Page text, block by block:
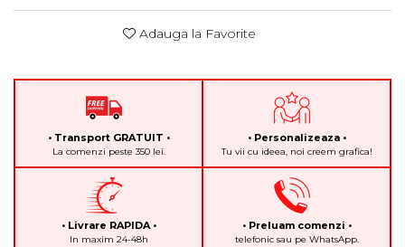
Adauga la Favorite
• Transport GRATUIT •
La comenzi peste 350 lei.
• Personalizeaza •
Tu vii cu ideea, noi creem grafica!
• Livrare RAPIDA •
In maxim 24-48h
• Preluam comenzi •
telefonic sau pe WhatsApp.